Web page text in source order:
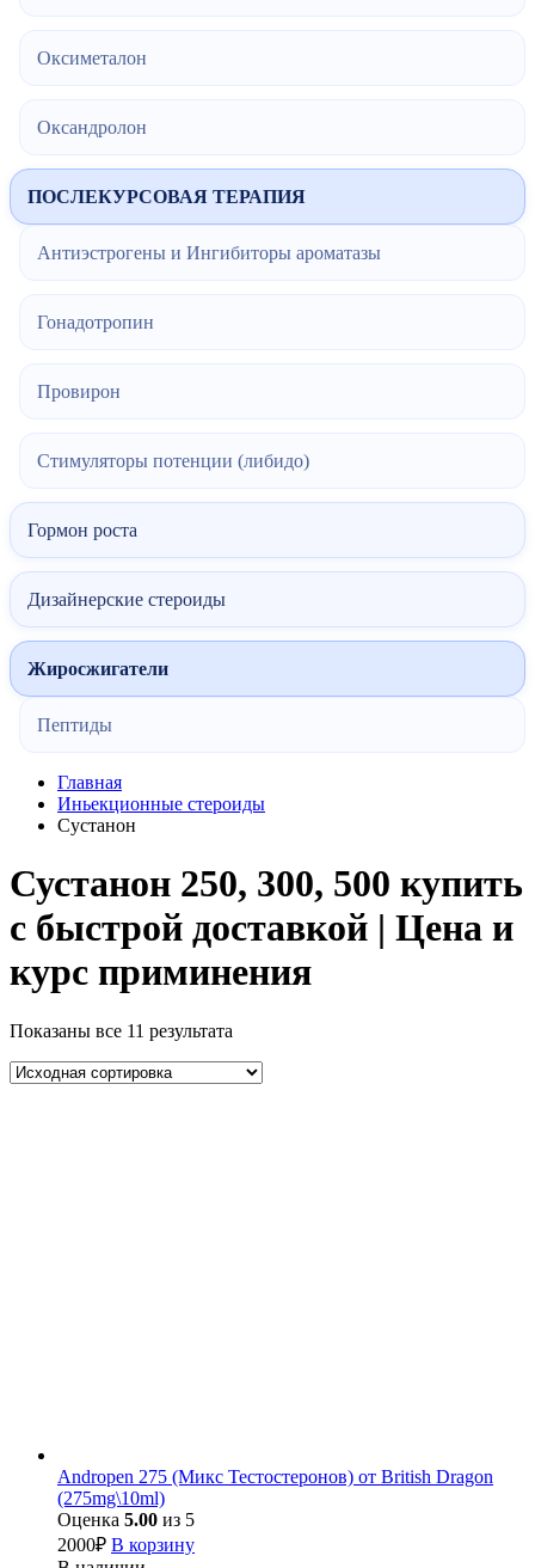
Оксиметалон
Оксандролон
ПОСЛЕКУРСОВАЯ ТЕРАПИЯ
Антиэстрогены и Ингибиторы ароматазы
Гонадотропин
Провирон
Стимуляторы потенции (либидо)
Гормон роста
Дизайнерские стероиды
Жиросжигатели
Пептиды
Главная
Иньекционные стероиды
Сустанон
Сустанон 250, 300, 500 купить
с быстрой доставкой | Цена и
курс приминения
Показаны все 11 результата
Andropen 275 (Микс Тестостеронов) от British Dragon
(275mg\10ml)
Оценка 5.00 из 5
2000₽ В корзину